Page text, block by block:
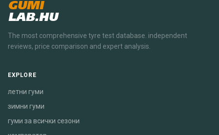
GUMI
LAB.HU
The most comprehensive tyre test database. independent
reviews, price comparison and expert analysis.
EXPLORE
летни гуми
зимни гуми
гуми за всички сезони